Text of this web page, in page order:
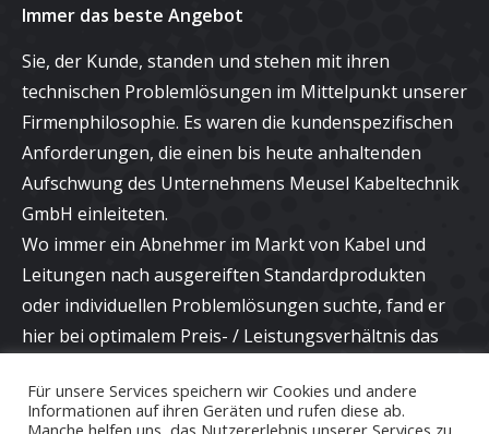
Immer das beste Angebot
Sie, der Kunde, standen und stehen mit ihren
technischen Problemlösungen im Mittelpunkt unserer
Firmenphilosophie. Es waren die kundenspezifischen
Anforderungen, die einen bis heute anhaltenden
Aufschwung des Unternehmens Meusel Kabeltechnik
GmbH einleiteten.
Wo immer ein Abnehmer im Markt von Kabel und
Leitungen nach ausgereiften Standardprodukten
oder individuellen Problemlösungen suchte, fand er
hier bei optimalem Preis- / Leistungsverhältnis das
neuen Applikationen.
Für unsere Services speichern wir Cookies und andere
Informationen auf ihren Geräten und rufen diese ab.
Manche helfen uns, das Nutzererlebnis unserer Services zu